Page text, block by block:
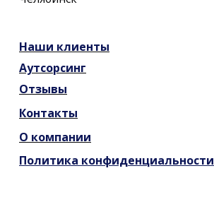
Политика конфиденциальности
О компании
Контакты
Отзывы
Аутсорсинг
Наши клиенты